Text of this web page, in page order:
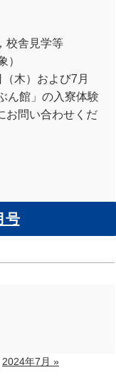
校舎見学等
）
木）および7月
ん館」の入寮体験
お問い合わせくだ
号
2024年7月 »